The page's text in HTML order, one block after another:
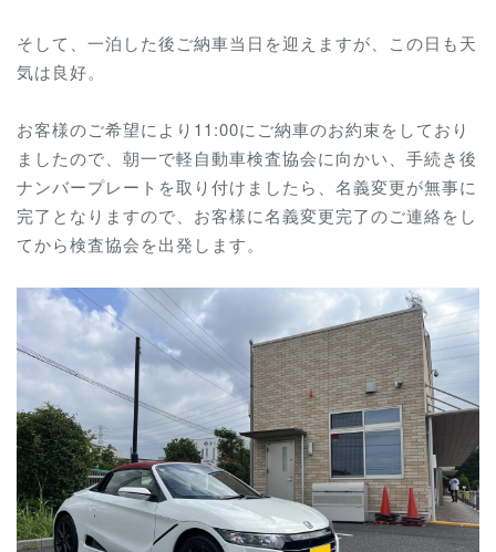
そして、一泊した後ご納車当日を迎えますが、この日も天
気は良好。
お客様のご希望により11:00にご納車のお約束をしており
ましたので、朝一で軽自動車検査協会に向かい、手続き後
ナンバープレートを取り付けましたら、名義変更が無事に
完了となりますので、お客様に名義変更完了のご連絡をし
てから検査協会を出発します。